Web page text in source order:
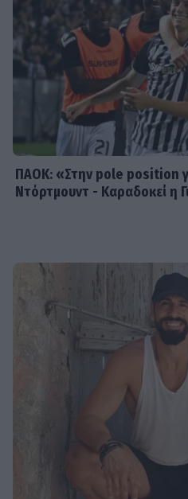
είναι γεμάτη κοινές στιγμές
Συγκλονίζει η
Ιωάννα Κουλούρη:
με δέσουν για να μη βλάψω
εαυτό μου
ΠΑΟΚ: «Στην pole position
Ντόρτμουντ - Καραδοκεί η